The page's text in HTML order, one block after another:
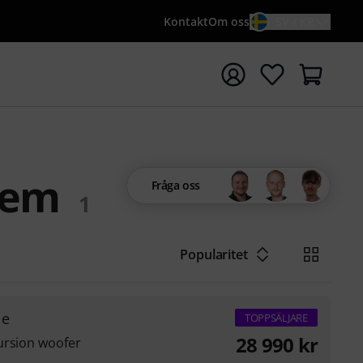
KontaktOm oss
sökningen med söktermen {searchTerm}
1
Fråga oss
Popularitet
woofer
TOPPSÄLJARE
28 990 kr